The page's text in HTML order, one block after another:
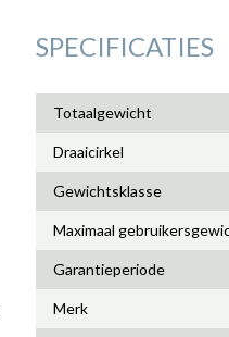
SPECIFICATIES
Totaalgewicht
Draaicirkel
Gewichtsklasse
Maximaal
Garantieperiode
Merk